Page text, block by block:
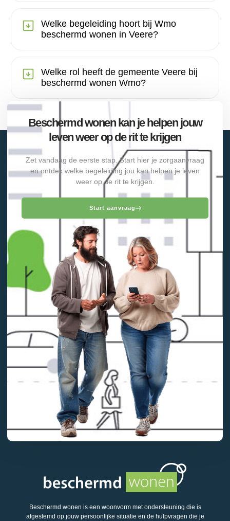
Welke begeleiding hoort bij Wmo
beschermd wonen in Veere?
Welke rol heeft de gemeente Veere bij
beschermd wonen Wmo?
Beschermd wonen kan je helpen jouw
leven weer op de rit te krijgen
Zet vandaag de eerste stap. Start hier je zorgaanvraag
en ontdek welke begeleiding jou kan helpen je leven
weer op de rit te krijgen.
Start aanvraag
Beschermd wonen is een woonvorm met ondersteuning die is
afgestemd op jouw persoonlijke situatie en de hulpvragen die je